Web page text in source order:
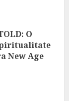
O
New Age